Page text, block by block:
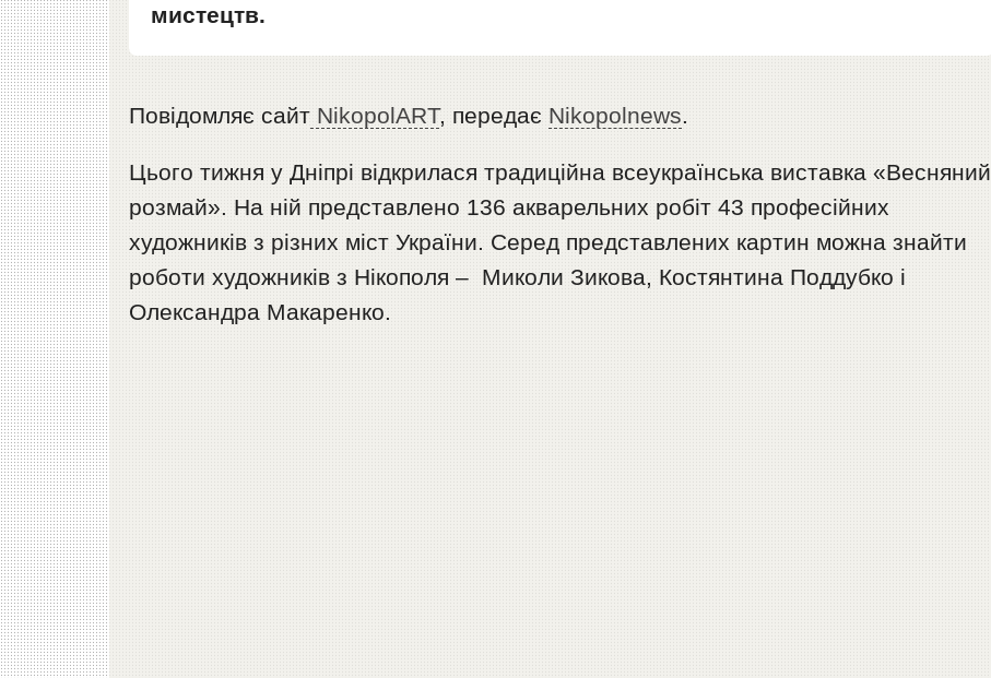
мистецтв.
Повідомляє cайт NikopolART, передає Nikopolnews.
Цього тижня у Дніпрі відкрилася традиційна всеукраїнська виставка «Весняний
розмай». На ній представлено 136 акварельних робіт 43 професійних
художників з різних міст України. Серед представлених картин можна знайти
роботи художників з Нікополя – Миколи Зикова, Костянтина Поддубко і
Олександра Макаренко.